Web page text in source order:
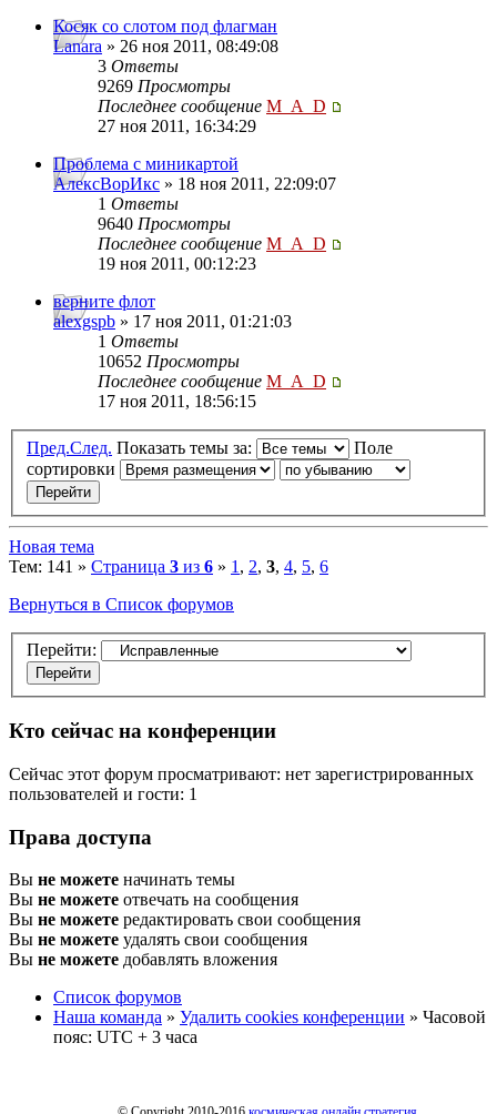
Косяк со слотом под флагман
Lanara » 26 ноя 2011, 08:49:08
3 Ответы
9269 Просмотры
Последнее сообщение M_A_D
27 ноя 2011, 16:34:29
Проблема с миникартой
АлексВорИкс » 18 ноя 2011, 22:09:07
1 Ответы
9640 Просмотры
Последнее сообщение M_A_D
19 ноя 2011, 00:12:23
верните флот
alexgspb » 17 ноя 2011, 01:21:03
1 Ответы
10652 Просмотры
Последнее сообщение M_A_D
17 ноя 2011, 18:56:15
Пред.След. Показать темы за:
Поле
сортировки
Новая тема
Тем: 141 » Страница 3 из 6 » 1 , 2, 3, 4, 5, 6
Вернуться в Список форумов
Перейти:
Кто сейчас на конференции
Сейчас этот форум просматривают: нет зарегистрированных
пользователей и гости: 1
Права доступа
Вы не можете начинать темы
Вы не можете отвечать на сообщения
Вы не можете редактировать свои сообщения
Вы не можете удалять свои сообщения
Вы не можете добавлять вложения
Список форумов
Наша команда » Удалить cookies конференции » Часовой
пояс: UTC + 3 часа